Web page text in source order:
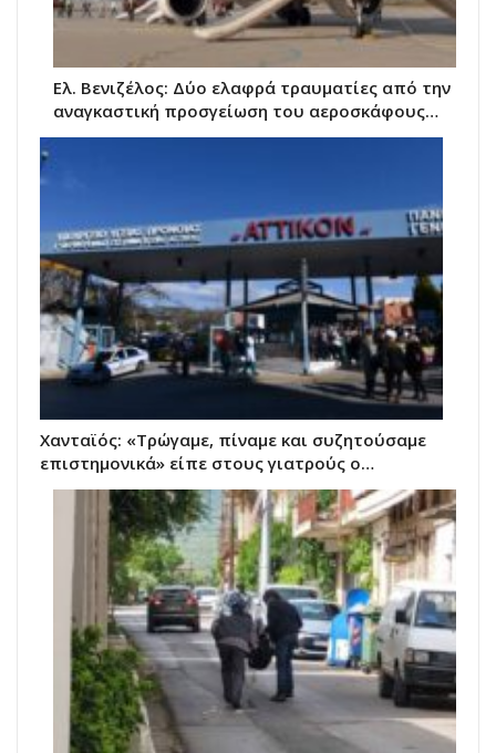
Ελ. Βενιζέλος: Δύο ελαφρά τραυματίες από την
αναγκαστική προσγείωση του αεροσκάφους…
Χανταϊός: «Τρώγαμε, πίναμε και συζητούσαμε
επιστημονικά» είπε στους γιατρούς ο…